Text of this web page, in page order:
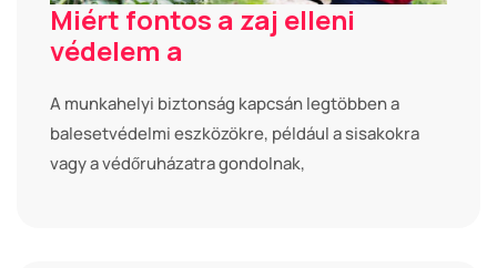
Miért fontos a zaj elleni
védelem a
A munkahelyi biztonság kapcsán legtöbben a
balesetvédelmi eszközökre, például a sisakokra
vagy a védőruházatra gondolnak,